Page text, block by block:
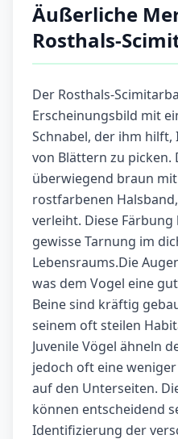
Äußerliche
Rosthals-
Der Rosthals-
Erscheinungsbild mit
Schnabel, der ihm hilft,
von Blättern zu picken.
überwiegend braun
rostfarbenen
verleiht. Diese
gewisse Tarnung im
Lebensraums.Die
was dem Vogel eine
Beine sind kräftig
seinem oft steilen
Juvenile Vögel ähneln
jedoch oft eine
auf den Unterseiten.
können entscheidend
Identifizierung der